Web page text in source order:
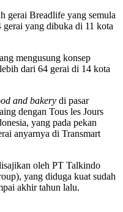
gerai Breadlife yang semula
gerai yang dibuka di 11 kota
mengusung konsep
dari 64 gerai di 14 kota
and bakery di pasar
dengan Tous les Jours
yang pada pekan
anyarnya di Transmart
oleh PT Talkindo
yang diduga kuat sudah
akhir tahun lalu.